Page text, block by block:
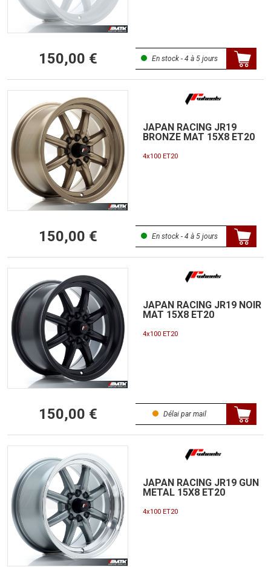
150,00 € En stock - 4 à 5 jours
JAPAN RACING JR19
BRONZE MAT 15X8 ET20
4x100 ET20
150,00 € En stock - 4 à 5 jours
JAPAN RACING JR19 NOIR
MAT 15X8 ET20
4x100 ET20
150,00 € Délai par mail
JAPAN RACING JR19 GUN
METAL 15X8 ET20
4x100 ET20